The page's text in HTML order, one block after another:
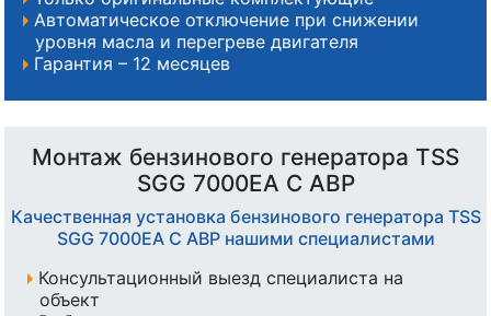
Автоматическое отключение при снижении
уровня масла и перегреве двигателя
Гарантия – 12 месяцев
Монтаж бензинового генератора TSS
SGG 7000EA С АВР
Качественная установка бензинового генератора TSS
SGG 7000EA С АВР нашими специалистами
Консультационный выезд специалиста на
объект